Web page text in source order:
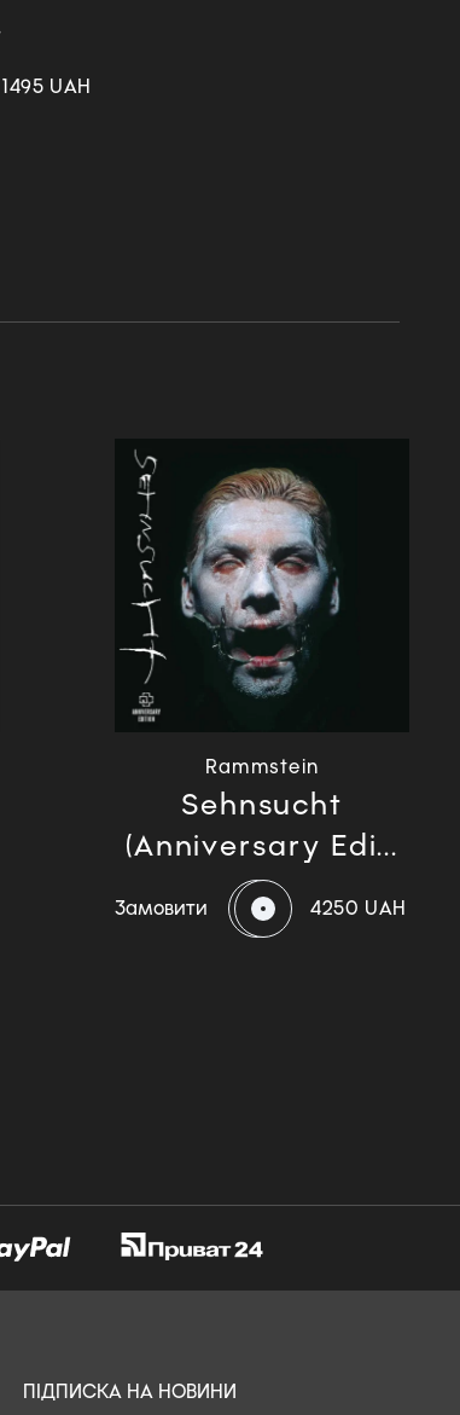
1495 UAH
Rammstein
Sehnsucht
(Anniversary Edi...
Замовити 4250 UAH
ПІДПИСКА НА НОВИНИ